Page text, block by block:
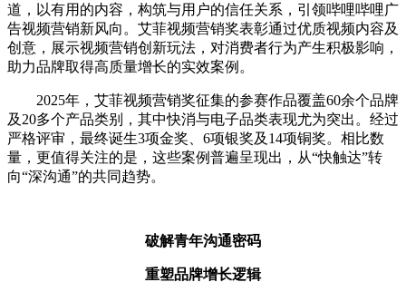
道，以有用的内容，构筑与用户的信任关系，引领哔哩哔哩广
告视频营销新风向。艾菲视频营销奖表彰通过优质视频内容及
创意，展示视频营销创新玩法，对消费者行为产生积极影响，
助力品牌取得高质量增长的实效案例。
2025年，艾菲视频营销奖征集的参赛作品覆盖60余个品牌
及20多个产品类别，其中快消与电子品类表现尤为突出。经过
严格评审，最终诞生3项金奖、6项银奖及14项铜奖。相比数
量，更值得关注的是，这些案例普遍呈现出，从“快触达”转
向“深沟通”的共同趋势。
破解青年沟通密码
重塑品牌增长逻辑